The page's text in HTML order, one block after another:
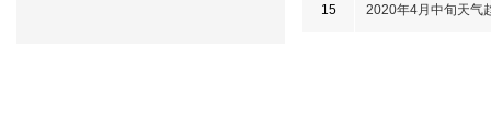
15 2020年4月中旬天气